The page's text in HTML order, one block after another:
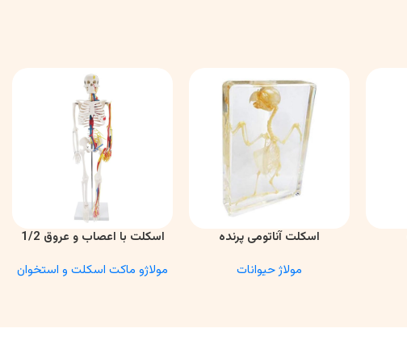
اطلاعات بیشتر
اسکلت آناتومی پرنده
مولاژ حیوانات
اطلاعات بیشتر
اسکلت با اعصاب و عروق 1/2
مولاژو ماکت اسکلت و استخوان